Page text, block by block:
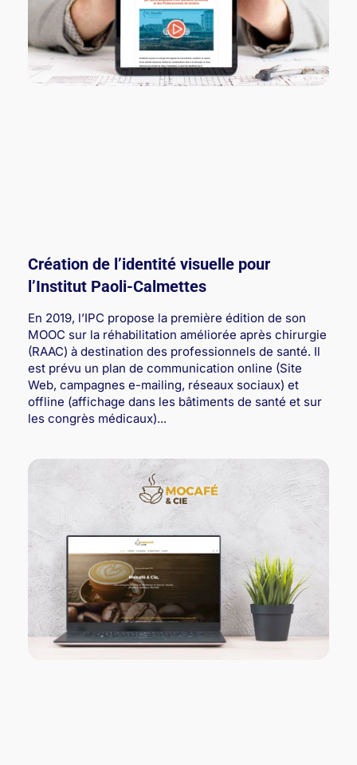
Création de l’identité visuelle pour
l’Institut Paoli-Calmettes
En 2019, l’IPC propose la première édition de son
MOOC sur la réhabilitation améliorée après chirurgie
(RAAC) à destination des professionnels de santé. Il
est prévu un plan de communication online (Site
Web, campagnes e-mailing, réseaux sociaux) et
offline (affichage dans les bâtiments de santé et sur
les congrès médicaux)